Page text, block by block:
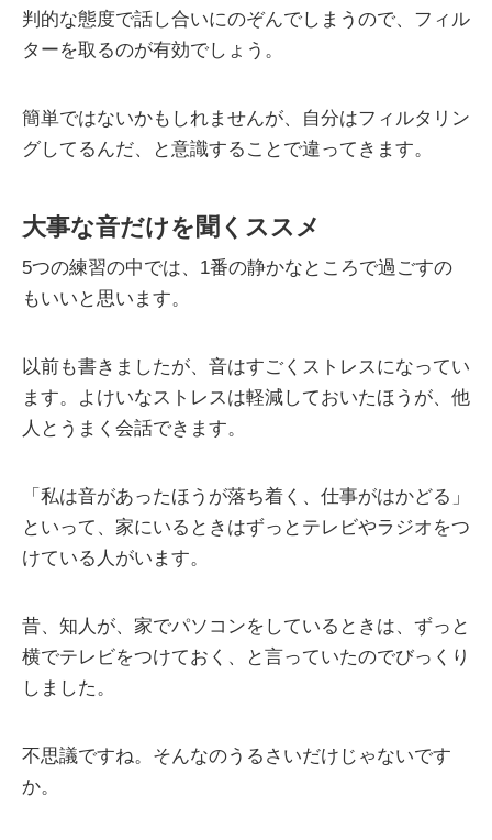
判的な態度で話し合いにのぞんでしまうので、フィル
ターを取るのが有効でしょう。
簡単ではないかもしれませんが、自分はフィルタリン
グしてるんだ、と意識することで違ってきます。
大事な音だけを聞くススメ
5つの練習の中では、1番の静かなところで過ごすの
もいいと思います。
以前も書きましたが、音はすごくストレスになってい
ます。よけいなストレスは軽減しておいたほうが、他
人とうまく会話できます。
「私は音があったほうが落ち着く、仕事がはかどる」
といって、家にいるときはずっとテレビやラジオをつ
けている人がいます。
昔、知人が、家でパソコンをしているときは、ずっと
横でテレビをつけておく、と言っていたのでびっくり
しました。
不思議ですね。そんなのうるさいだけじゃないです
か。